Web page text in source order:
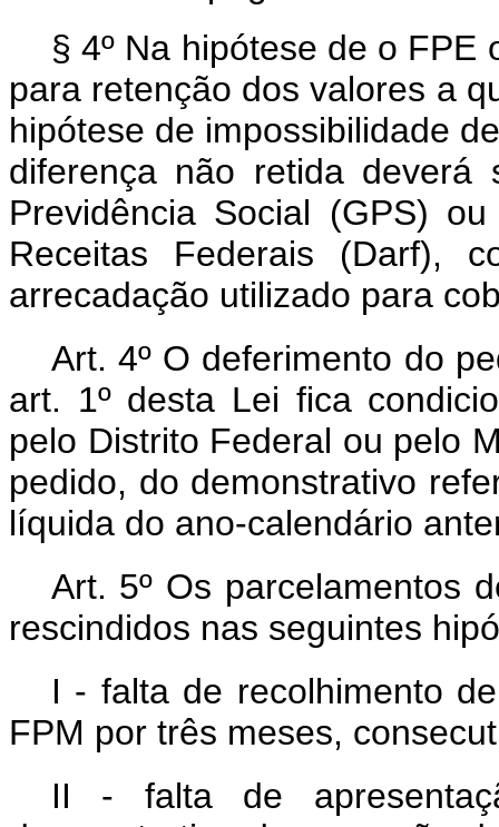
§ 4º Na hipótese de o
para retenção dos valores a
hipótese de impossibilidade
diferença não retida
Previdência Social (GPS)
Receitas Federais (Darf),
arrecadação utilizado para
Art. 4º O deferimento do
art. 1º desta Lei fica
pelo Distrito Federal ou pelo
pedido, do demonstrativo
líquida do ano-calendário
Art. 5º Os parcelamentos
rescindidos nas seguintes
I - falta de recolhimento
FPM por três meses,
II - falta de